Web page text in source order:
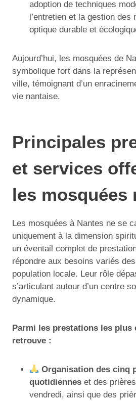
adoption de techniques
l’entretien et la gestion des
optique durable et
Aujourd’hui, les mosquées de
symbolique fort dans la
ville, témoignant d’un
vie nantaise.
Principales
et services
les mosquées
Les mosquées à Nantes ne se
uniquement à la dimension
un éventail complet de
répondre aux besoins variés
population locale. Leur rôle
s’articulant autour d’un centre
dynamique.
Parmi les prestations les plus
retrouve :
Organisation des cinq
quotidiennes et des
vendredi, ainsi que des